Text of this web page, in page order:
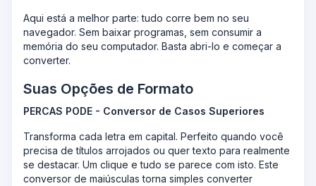
Aqui está a melhor parte: tudo corre bem no seu
navegador. Sem baixar programas, sem consumir a
memória do seu computador. Basta abri-lo e começar a
converter.
Suas Opções de Formato
PERCAS PODE - Conversor de Casos Superiores
Transforma cada letra em capital. Perfeito quando você
precisa de títulos arrojados ou quer texto para realmente
se destacar. Um clique e tudo se parece com isto. Este
conversor de maiúsculas torna simples converter